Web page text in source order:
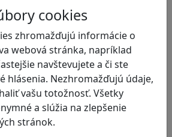
cookies
zhromažďujú informácie o
webová stránka, napríklad
navštevujete a či ste
hlásenia. Nezhromažďujú údaje,
vašu totožnosť. Všetky
a slúžia na zlepšenie
stránok.
Mimi a Lízy vo
neoddeliteľných
ako herné postavy
sme mohli označiť priam za…